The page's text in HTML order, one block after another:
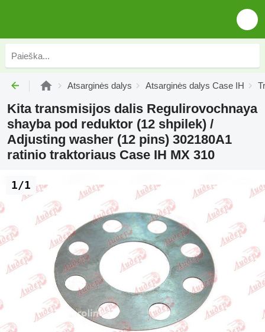
Atsarginės dalys Atsarginės dalys Case IH
Kita transmisijos dalis Regulirovochnaya
shayba pod reduktor (12 shpilek) /
Adjusting washer (12 pins) 302180A1
ratinio traktoriaus Case IH MX 310
1/1